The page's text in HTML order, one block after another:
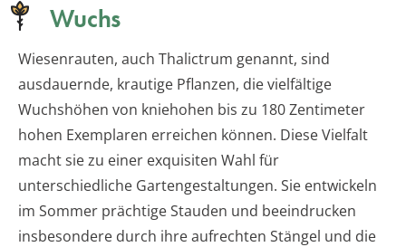
Wuchs
Wiesenrauten, auch Thalictrum genannt, sind
ausdauernde, krautige Pflanzen, die vielfältige
Wuchshöhen von kniehohen bis zu 180 Zentimeter
hohen Exemplaren erreichen können. Diese Vielfalt
macht sie zu einer exquisiten Wahl für
unterschiedliche Gartengestaltungen. Sie entwickeln
im Sommer prächtige Stauden und beeindrucken
insbesondere durch ihre aufrechten Stängel und die